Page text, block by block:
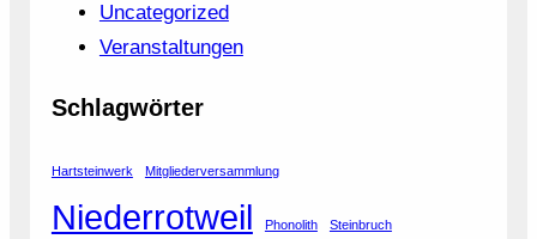
Uncategorized
Veranstaltungen
Schlagwörter
Hartsteinwerk Mitgliederversammlung
Niederrotweil Phonolith Steinbruch